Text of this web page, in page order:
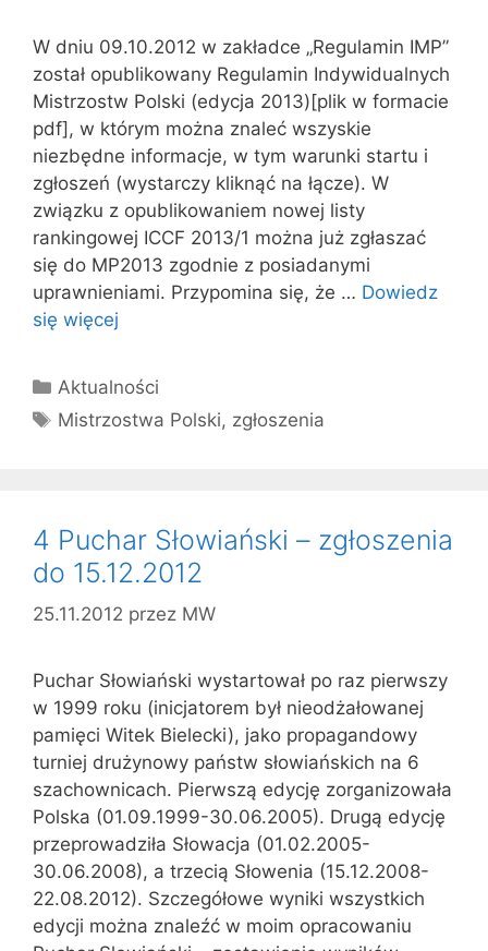
W dniu 09.10.2012 w zakładce „Regulamin IMP”
został opublikowany Regulamin Indywidualnych
Mistrzostw Polski (edycja 2013)[plik w formacie
pdf], w którym można znaleć wszyskie
niezbędne informacje, w tym warunki startu i
zgłoszeń (wystarczy kliknąć na łącze). W
związku z opublikowaniem nowej listy
rankingowej ICCF 2013/1 można już zgłaszać
się do MP2013 zgodnie z posiadanymi
uprawnieniami. Przypomina się, że … Dowiedz
się więcej
Kategorie
Aktualności
Tagi
Mistrzostwa Polski, zgłoszenia
4 Puchar Słowiański – zgłoszenia
do 15.12.2012
25.11.2012 przez MW
Puchar Słowiański wystartował po raz pierwszy
w 1999 roku (inicjatorem był nieodżałowanej
pamięci Witek Bielecki), jako propagandowy
turniej drużynowy państw słowiańskich na 6
szachownicach. Pierwszą edycję zorganizowała
Polska (01.09.1999-30.06.2005). Drugą edycję
przeprowadziła Słowacja (01.02.2005-
30.06.2008), a trzecią Słowenia (15.12.2008-
22.08.2012). Szczegółowe wyniki wszystkich
edycji można znaleźć w moim opracowaniu